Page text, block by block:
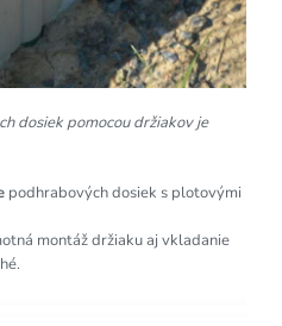
dosiek pomocou držiakov je
podhrabových dosiek s plotovými
montáž držiaku aj vkladanie